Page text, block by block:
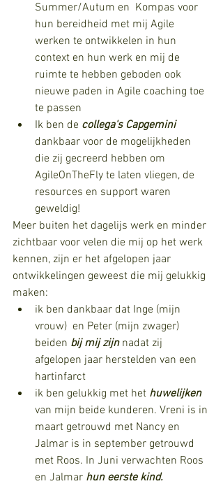
Summer/Autum en  Kompas voor
hun bereidheid met mij Agile
werken te ontwikkelen in hun
context en hun werk en mij de
ruimte te hebben geboden ook
nieuwe paden in Agile coaching toe
te passen
Ik ben de collega's Capgemini
dankbaar voor de mogelijkheden
die zij gecreerd hebben om
AgileOnTheFly te laten vliegen, de
resources en support waren
geweldig!
Meer buiten het dagelijs werk en minder
zichtbaar voor velen die mij op het werk
kennen, zijn er het afgelopen jaar
ontwikkelingen geweest die mij gelukkig
maken:
ik ben dankbaar dat Inge (mijn
vrouw)  en Peter (mijn zwager)
beiden bij mij zijn nadat zij
afgelopen jaar herstelden van een
hartinfarct
ik ben gelukkig met het huwelijken
van mijn beide kunderen. Vreni is in
maart getrouwd met Nancy en
Jalmar is in september getrouwd
met Roos. In Juni verwachten Roos
en Jalmar hun eerste kind.